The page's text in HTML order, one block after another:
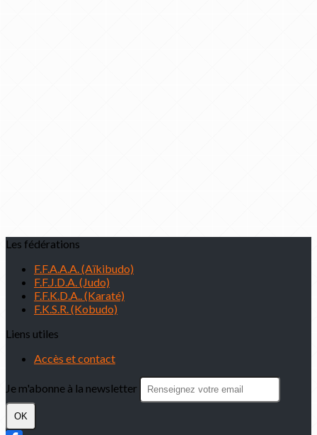
Les fédérations
F.F.A.A.A. (Aïkibudo)
F.F.J.D.A. (Judo)
F.F.K.D.A.. (Karaté)
F.K.S.R. (Kobudo)
Liens utiles
Accès et contact
Je m'abonne à la newsletter
OK